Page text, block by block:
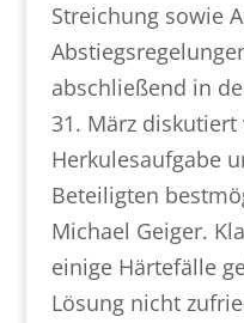
Streichung sowie
abschließend in
31. März diskutiert
Herkulesaufgabe
Beteiligten
Michael Geiger.
einige Härtefälle
Lösung nicht